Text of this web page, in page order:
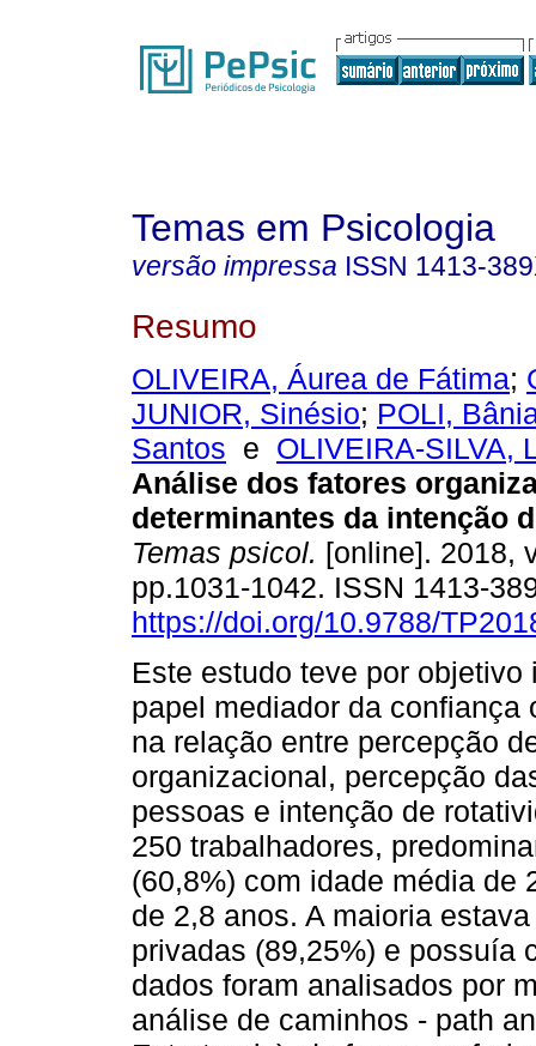
Temas em Psicologia
versão impressa ISSN 1413-
Resumo
OLIVEIRA, Áurea de Fátima;
JUNIOR, Sinésio; POLI,
Santos e OLIVEIRA-SILVA,
Análise dos fatores
determinantes da intenção
Temas psicol. [online]. 2018,
pp.1031-1042. ISSN 1413-
https://doi.org/10.9788/
Este estudo teve por objetivo
papel mediador da confiança
na relação entre percepção
organizacional, percepção
pessoas e intenção de
250 trabalhadores,
(60,8%) com idade média de
de 2,8 anos. A maioria
privadas (89,25%) e possuía
dados foram analisados por
análise de caminhos - path